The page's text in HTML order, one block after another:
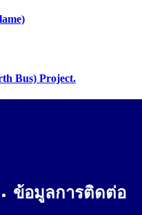
Bus) Project.
ข้อมูลการติดต่อ